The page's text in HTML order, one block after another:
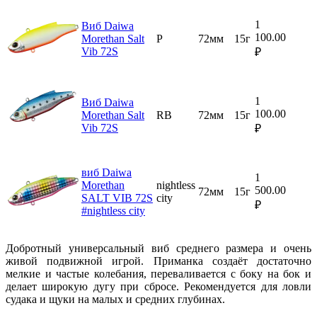
Виб Daiwa
Morethan Salt
Vib 72S
P 72мм 15г
1
100.00
₽
Виб Daiwa
Morethan Salt
Vib 72S
RB 72мм 15г
1
100.00
₽
виб Daiwa
Morethan
SALT VIB 72S
#nightless city
nightless
city
72мм 15г
1
500.00
₽
Добротный универсальный виб среднего размера и очень
живой подвижной игрой. Приманка создаёт достаточно
мелкие и частые колебания, переваливается с боку на бок и
делает широкую дугу при сбросе. Рекомендуется для ловли
судака и щуки на малых и средних глубинах.